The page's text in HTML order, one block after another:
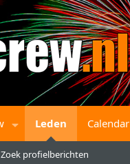
Leden Calendar
Zoek profielberichten